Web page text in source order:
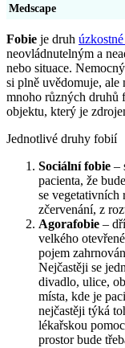
Medscape
Fobie je druh
neovládnutelným a
nebo situace.
si plně uvědomuje,
mnoho různých druhů
objektu, který je
Jednotlivé druhy fobií
Sociální fobie –
pacienta, že
se vegetativních
zčervenání, z
Agorafobie –
velkého
pojem
Nejčastěji se
divadlo, ulice,
místa, kde je
nejčastěji týká
lékařskou
prostor bude